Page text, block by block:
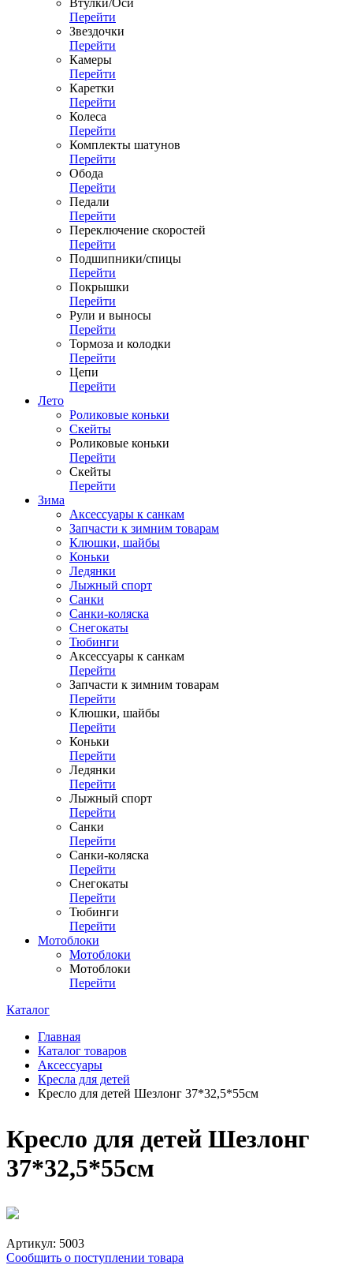
Втулки/Оси
Перейти
Звездочки
Перейти
Камеры
Перейти
Каретки
Перейти
Колеса
Перейти
Комплекты шатунов
Перейти
Обода
Перейти
Педали
Перейти
Переключение скоростей
Перейти
Подшипники/спицы
Перейти
Покрышки
Перейти
Рули и выносы
Перейти
Тормоза и колодки
Перейти
Цепи
Перейти
Лето
Роликовые коньки
Скейты
Роликовые коньки
Перейти
Скейты
Перейти
Зима
Аксессуары к санкам
Запчасти к зимним товарам
Клюшки, шайбы
Коньки
Ледянки
Лыжный спорт
Санки
Санки-коляска
Снегокаты
Тюбинги
Аксессуары к санкам
Перейти
Запчасти к зимним товарам
Перейти
Клюшки, шайбы
Перейти
Коньки
Перейти
Ледянки
Перейти
Лыжный спорт
Перейти
Санки
Перейти
Санки-коляска
Перейти
Снегокаты
Перейти
Тюбинги
Перейти
Мотоблоки
Мотоблоки
Мотоблоки
Перейти
Каталог
Главная
Каталог товаров
Аксессуары
Кресла для детей
Кресло для детей Шезлонг 37*32,5*55см
Кресло для детей Шезлонг
37*32,5*55см
Артикул: 5003
Сообщить о поступлении товара